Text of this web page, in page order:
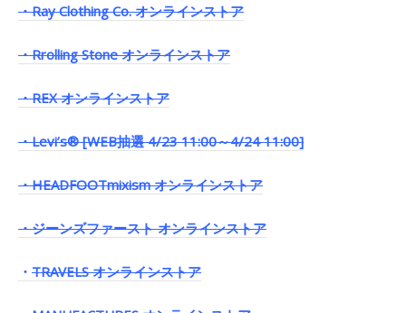
・Ray Clothing Co. オンラインストア
・Rrolling Stone オンラインストア
・REX オンラインストア
・Levi’s® [WEB抽選 4/23 11:00～4/24 11:00]
・HEADFOOTmixism オンラインストア
・ジーンズファースト オンラインストア
・ TRAVELS オンラインストア